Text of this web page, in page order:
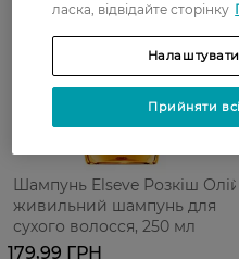
Шампунь Elseve Розкіш Олій
живильний шампунь для
сухого волосся, 250 мл
179,99 ГРН
ласка, відвідайте сторінку
Прийняти